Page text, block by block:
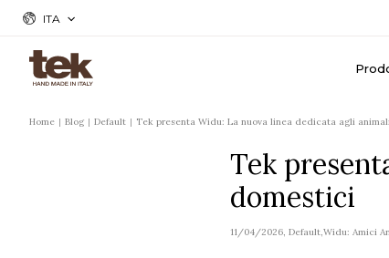
ITA
Home Blog Default Tek presenta Widu: La nuova linea dedicata agli
Tek
domestici
11/04/2026, Default,Widu: Amici